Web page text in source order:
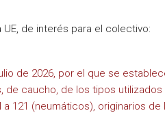
de interés para el colectivo:
de 2026, por el que se
caucho, de los tipos
121 (neumáticos), originarios de